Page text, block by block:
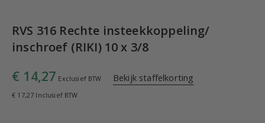
RVS 316 Rechte insteekkoppeling/
inschroef (RIKI) 10 x 3/8
€ 14,27 Exclusief BTW Bekijk staffelkorting
€ 17,27 Inclusief BTW